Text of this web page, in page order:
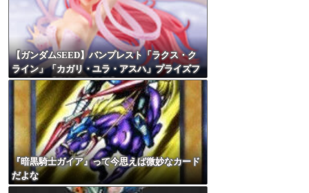
【ガンダムSEED】バンプレスト「ラクス・ク
ライン」「カガリ・ユラ・アスハ」プライズフ
ィギュア【彩色原型公開】
『暗黒騎士ガイア』って今思えば微妙なカード
だよな